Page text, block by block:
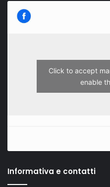
Click to accept
enable
Informativa e contatti